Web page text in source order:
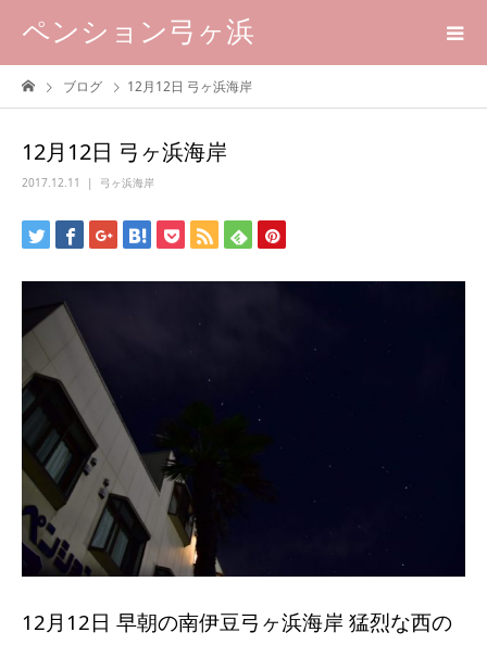
ペンション弓ヶ浜
ブログ 12月12日 弓ヶ浜海岸
12月12日 弓ヶ浜海岸
2017.12.11 弓ヶ浜海岸
12月12日 早朝の南伊豆弓ヶ浜海岸 猛烈な西の